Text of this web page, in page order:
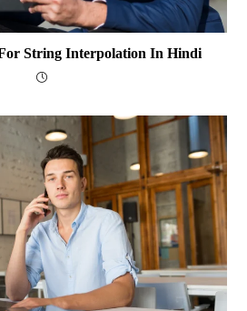
String Interpolation In Hindi